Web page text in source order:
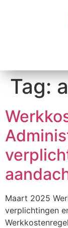
Tag:
Maart 2025
verplichtingen